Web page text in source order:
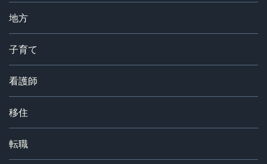
地方
子育て
看護師
移住
転職